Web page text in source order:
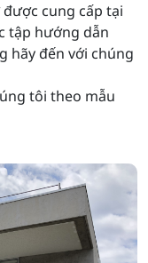
cung cấp tại
tập hướng dẫn
hãy đến với chúng
tôi theo mẫu